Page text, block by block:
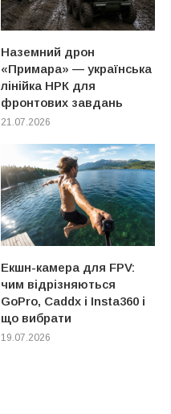
Наземний дрон
«Примара» — українська
лінійка НРК для
фронтових завдань
21.07.2026
Екшн-камера для FPV:
чим відрізняються
GoPro, Caddx і Insta360 і
що вибрати
19.07.2026